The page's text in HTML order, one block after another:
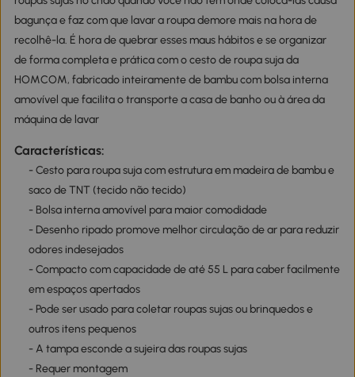
bagunça e faz com que lavar a roupa demore mais na hora de
recolhê-la. É hora de quebrar esses maus hábitos e se organizar
de forma completa e prática com o cesto de roupa suja da
HOMCOM, fabricado inteiramente de bambu com bolsa interna
amovível que facilita o transporte a casa de banho ou à área da
máquina de lavar
Características:
- Cesto para roupa suja com estrutura em madeira de bambu e
saco de TNT (tecido não tecido)
- Bolsa interna amovível para maior comodidade
- Desenho ripado promove melhor circulação de ar para reduzir
odores indesejados
- Compacto com capacidade de até 55 L para caber facilmente
em espaços apertados
- Pode ser usado para coletar roupas sujas ou brinquedos e
outros itens pequenos
- A tampa esconde a sujeira das roupas sujas
- Requer montagem